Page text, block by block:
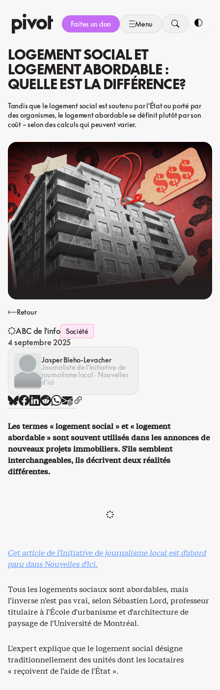
au
contenu
Faites un don Menu
LOGEMENT SOCIAL ET
LOGEMENT ABORDABLE :
QUELLE EST LA DIFFÉRENCE?
Tandis que le logement social est soutenu par l’État ou porté par
des organismes, le logement abordable se définit plutôt par son
coût – selon des calculs qui peuvent varier.
Retour
ABC de l'info Société
4 septembre 2025
Jasper Bleho-Levacher
Journaliste de l'Initiative de
journalisme local · Nouvelles
d'ici
Les termes « logement social » et « logement
abordable » sont souvent utilisés dans les annonces de
nouveaux projets immobiliers. S’ils semblent
interchangeables, ils décrivent deux réalités
différentes.
Cet article de l’Initiative de journalisme local est d’abord
paru dans Nouvelles d’Ici.
Tous les logements sociaux sont abordables, mais
l’inverse n’est pas vrai, selon Sébastien Lord, professeur
titulaire à l’École d’urbanisme et d’architecture de
paysage de l’Université de Montréal.
L’expert explique que le logement social désigne
traditionnellement des unités dont les locataires
« reçoivent de l’aide de l’État ».